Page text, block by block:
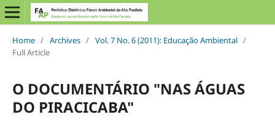
Home / Archives / Vol. 7 No. 6 (2011): Educação Ambiental /
Full Article
O DOCUMENTÁRIO "NAS ÁGUAS
DO PIRACICABA"